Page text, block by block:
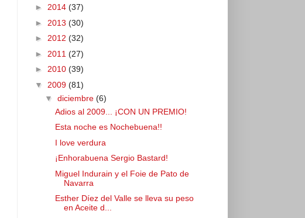
► 2014 (37)
► 2013 (30)
► 2012 (32)
► 2011 (27)
► 2010 (39)
▼ 2009 (81)
▼ diciembre (6)
Adios al 2009... ¡CON UN PREMIO!
Esta noche es Nochebuena!!
I love verdura
¡Enhorabuena Sergio Bastard!
Miguel Indurain y el Foie de Pato de
Navarra
Esther Díez del Valle se lleva su peso
en Aceite d...